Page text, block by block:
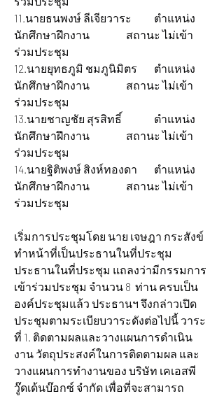
11.นายธนพงษ์ ลีเจียวาระ 	ตำแหน่ง
นักศึกษาฝึกงาน 		สถานะ ไม่เข้า
ร่วมประชุม
12.นายยุทธภูมิ ชมภูนิมิตร 	ตำแหน่ง
นักศึกษาฝึกงาน 		สถานะ ไม่เข้า
ร่วมประชุม
13.นายชาญชัย สุรสิทธิ์ 		ตำแหน่ง
นักศึกษาฝึกงาน 		สถานะ ไม่เข้า
ร่วมประชุม
14.นายฐิติพงษ์ สิงห์ทองดา 	ตำแหน่ง
นักศึกษาฝึกงาน 		สถานะ ไม่เข้า
ร่วมประชุม
เริ่มการประชุมโดย นาย เจษฎา กระสังข์
ทำหน้าที่เป็นประธานในที่ประชุม
ประธานในที่ประชุม แถลงว่ามีกรรมการ
เข้าร่วมประชุม จำนวน 8  ท่าน ครบเป็น
องค์ประชุมแล้ว ประธานฯ จึงกล่าวเปิด
ประชุมตามระเบียบวาระดังต่อไปนี้ วาระ
ที่ 1. ติดตามผลและวางแผนการดำเนิน
งาน วัตถุประสงค์ในการติดตามผล และ
วางแผนการทำงานของ บริษัท เคเอสพี
วู๊ดเด้นบ๊อกซ์ จำกัด เพื่อที่จะสามารถ